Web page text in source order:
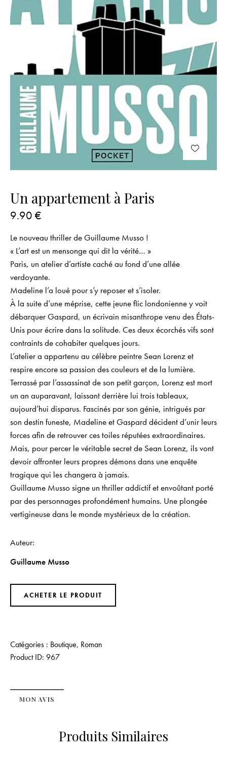
Un appartement à Paris
9.90 €
Le nouveau thriller de Guillaume Musso !
« L’art est un mensonge qui dit la vérité… »
Paris, un atelier d’artiste caché au fond d’une allée
verdoyante.
Madeline l’a loué pour s’y reposer et s’isoler.
À la suite d’une méprise, cette jeune flic londonienne y voit
débarquer Gaspard, un écrivain misanthrope venu des États-
Unis pour écrire dans la solitude. Ces deux écorchés vifs sont
contraints de cohabiter quelques jours.
L’atelier a appartenu au célèbre peintre Sean Lorenz et
respire encore sa passion des couleurs et de la lumière.
Terrassé par l’assassinat de son petit garçon, Lorenz est mort
un an auparavant, laissant derrière lui trois tableaux,
aujourd’hui disparus. Fascinés par son génie, intrigués par
son destin funeste, Madeline et Gaspard décident d’unir leurs
forces afin de retrouver ces toiles réputées extraordinaires.
Mais, pour percer le véritable secret de Sean Lorenz, ils vont
devoir affronter leurs propres démons dans une enquête
tragique qui les changera à jamais.
Guillaume Musso signe un thriller addictif et envoûtant porté
par des personnages profondément humains. Une plongée
vertigineuse dans le monde mystérieux de la création.
Auteur
Guillaume Musso
ACHETER LE PRODUIT
Catégories : Boutique, Roman
Product ID: 967
MON AVIS
Produits Similaires